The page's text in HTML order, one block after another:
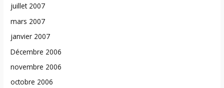
juillet 2007
mars 2007
janvier 2007
Décembre 2006
novembre 2006
octobre 2006